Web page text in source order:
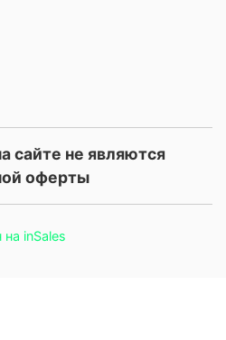
не являются
оферты
inSales